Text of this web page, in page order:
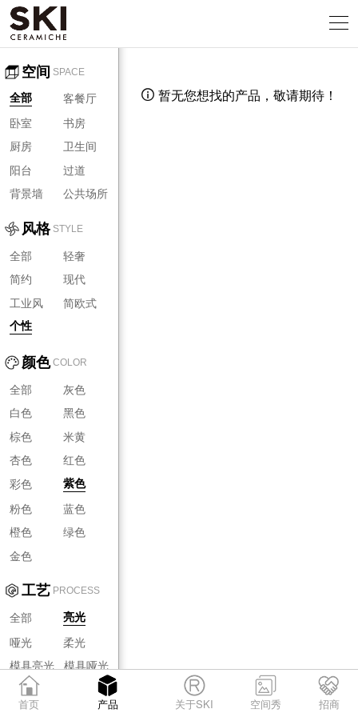
空间 SPACE
全部
客餐厅
卧室
书房
厨房
卫生间
阳台
过道
背景墙
公共场所
风格 STYLE
全部
轻奢
简约
现代
工业风
简欧式
个性
颜色 COLOR
全部
灰色
白色
黑色
棕色
米黄
杏色
红色
彩色
紫色
粉色
蓝色
橙色
绿色
金色
工艺 PROCESS
全部 亮光
哑光
柔光
模具亮光 模具哑光
模具柔光
 暂无您想找的产品，敬请期待！
首页 产品 关于SKI 空间秀 招商